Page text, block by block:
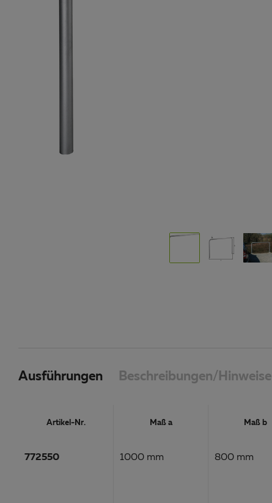
Ausführungen Beschreibungen/Hinweise
Artikel-Nr. Maß a Maß b
772550 1000 mm 800 mm